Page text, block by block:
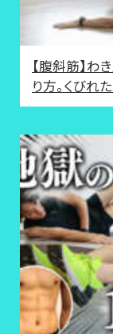
【腹斜筋】わ
り方。くびれ